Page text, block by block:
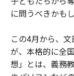
に問うべきかも
この4月から、文
が、本格的に全
想」とは、義務